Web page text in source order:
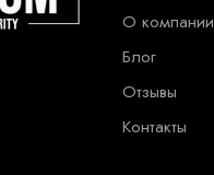
О компании
Блог
Отзывы
Контакты